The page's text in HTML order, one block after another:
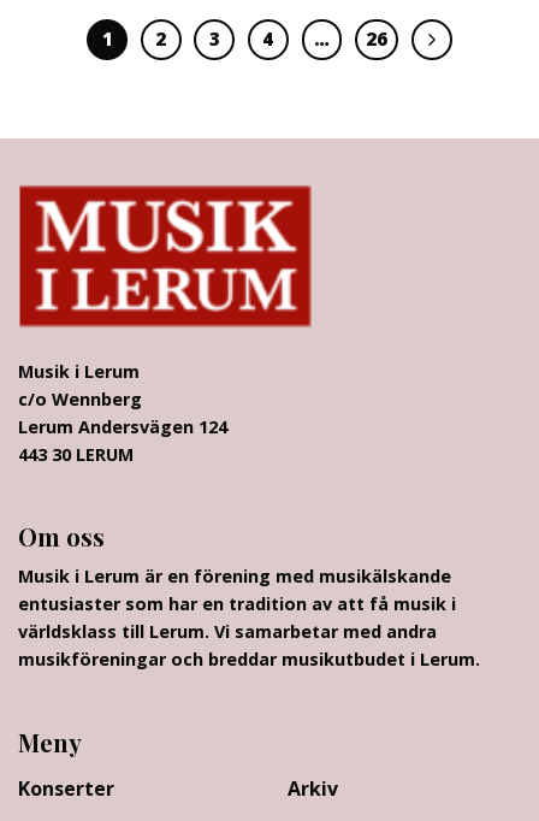
1 2 3 4 … 26
Musik i Lerum
c/o Wennberg
Lerum Andersvägen 124
443 30 LERUM
Om oss
Musik i Lerum är en förening med musikälskande
entusiaster som har en tradition av att få musik i
världsklass till Lerum. Vi samarbetar med andra
musikföreningar och breddar musikutbudet i Lerum.
Meny
Konserter
Arkiv